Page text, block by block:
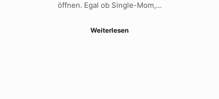
öffnen. Egal ob Single-Mom,…
Weiterlesen